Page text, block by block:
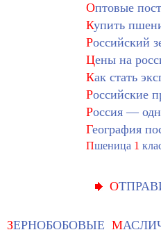
Оптовые
Купить
Российский
Цены на
Как стать
Российские
Россия —
География
Пшеница 1
О
ЗЕРНОБОБОВЫЕ М